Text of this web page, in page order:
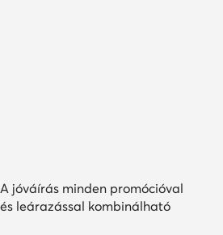
A jóváírás minden promócióval
és leárazással kombinálható